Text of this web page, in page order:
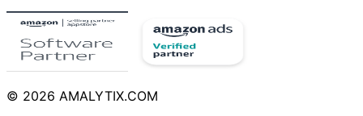
© 2026 AMALYTIX.COM